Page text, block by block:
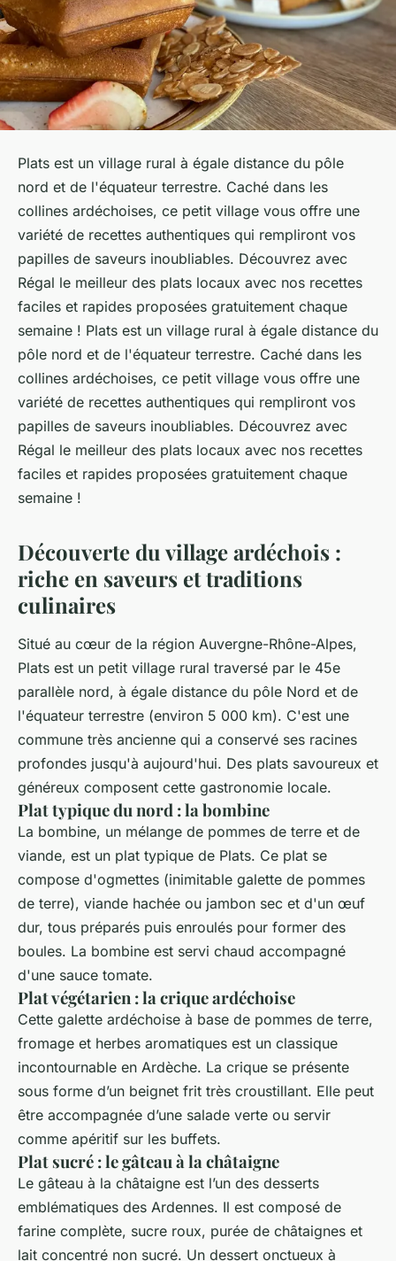
Plats est un village rural à égale distance du pôle
nord et de l'équateur terrestre. Caché dans les
collines ardéchoises, ce petit village vous offre une
variété de recettes authentiques qui rempliront vos
papilles de saveurs inoubliables. Découvrez avec
Régal le meilleur des plats locaux avec nos recettes
faciles et rapides proposées gratuitement chaque
semaine ! Plats est un village rural à égale distance du
pôle nord et de l'équateur terrestre. Caché dans les
collines ardéchoises, ce petit village vous offre une
variété de recettes authentiques qui rempliront vos
papilles de saveurs inoubliables. Découvrez avec
Régal le meilleur des plats locaux avec nos recettes
faciles et rapides proposées gratuitement chaque
semaine !
Découverte du village ardéchois :
riche en saveurs et traditions
culinaires
Situé au cœur de la région Auvergne-Rhône-Alpes,
Plats est un petit village rural traversé par le 45e
parallèle nord, à égale distance du pôle Nord et de
l'équateur terrestre (environ 5 000 km). C'est une
commune très ancienne qui a conservé ses racines
profondes jusqu'à aujourd'hui. Des plats savoureux et
généreux composent cette gastronomie locale.
Plat typique du nord : la bombine
La bombine, un mélange de pommes de terre et de
viande, est un plat typique de Plats. Ce plat se
compose d'ogmettes (inimitable galette de pommes
de terre), viande hachée ou jambon sec et d'un œuf
dur, tous préparés puis enroulés pour former des
boules. La bombine est servi chaud accompagné
d'une sauce tomate.
Plat végétarien : la crique ardéchoise
Cette galette ardéchoise à base de pommes de terre,
fromage et herbes aromatiques est un classique
incontournable en Ardèche. La crique se présente
sous forme d’un beignet frit très croustillant. Elle peut
être accompagnée d’une salade verte ou servir
comme apéritif sur les buffets.
Plat sucré : le gâteau à la châtaigne
Le gâteau à la châtaigne est l’un des desserts
emblématiques des Ardennes. Il est composé de
farine complète, sucre roux, purée de châtaignes et
lait concentré non sucré. Un dessert onctueux à